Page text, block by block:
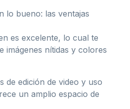
lo bueno: las ventajas
es excelente, lo cual te
imágenes nítidas y colores
de edición de video y uso
un amplio espacio de